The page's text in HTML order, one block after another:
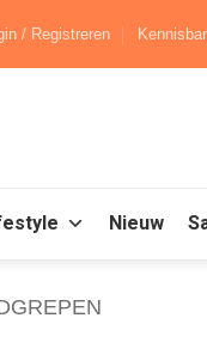
/ Registreren
Nieuw